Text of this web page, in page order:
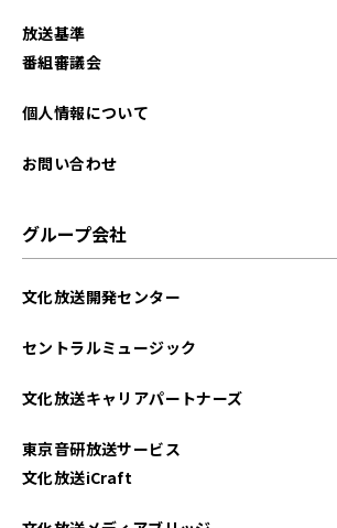
放送基準
番組審議会
個人情報について
お問い合わせ
グループ会社
文化放送開発センター
セントラルミュージック
文化放送キャリアパートナーズ
東京音研放送サービス
文化放送iCraft